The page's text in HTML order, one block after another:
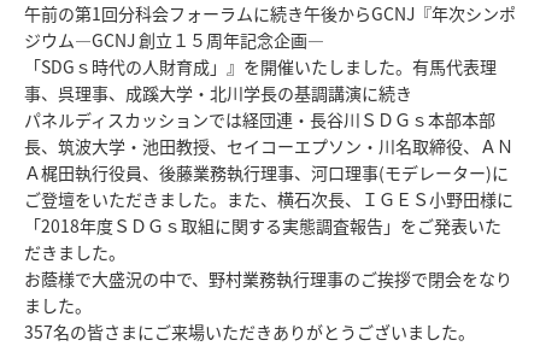
午前の第1回分科会フォーラムに続き午後からGCNJ『年次シンポ
ジウム―GCNJ 創立１５周年記念企画―
「SDGｓ時代の人財育成」』を開催いたしました。有馬代表理
事、呉理事、成蹊大学・北川学長の基調講演に続き
パネルディスカッションでは経団連・長谷川ＳＤＧｓ本部本部
長、筑波大学・池田教授、セイコーエプソン・川名取締役、ＡＮ
Ａ梶田執行役員、後藤業務執行理事、河口理事(モデレーター)に
ご登壇をいただきました。また、横石次長、ＩＧＥＳ小野田様に
「2018年度ＳＤＧｓ取組に関する実態調査報告」をご発表いた
だきました。
お蔭様で大盛況の中で、野村業務執行理事のご挨拶で閉会をなり
ました。
357名の皆さまにご来場いただきありがとうございました。